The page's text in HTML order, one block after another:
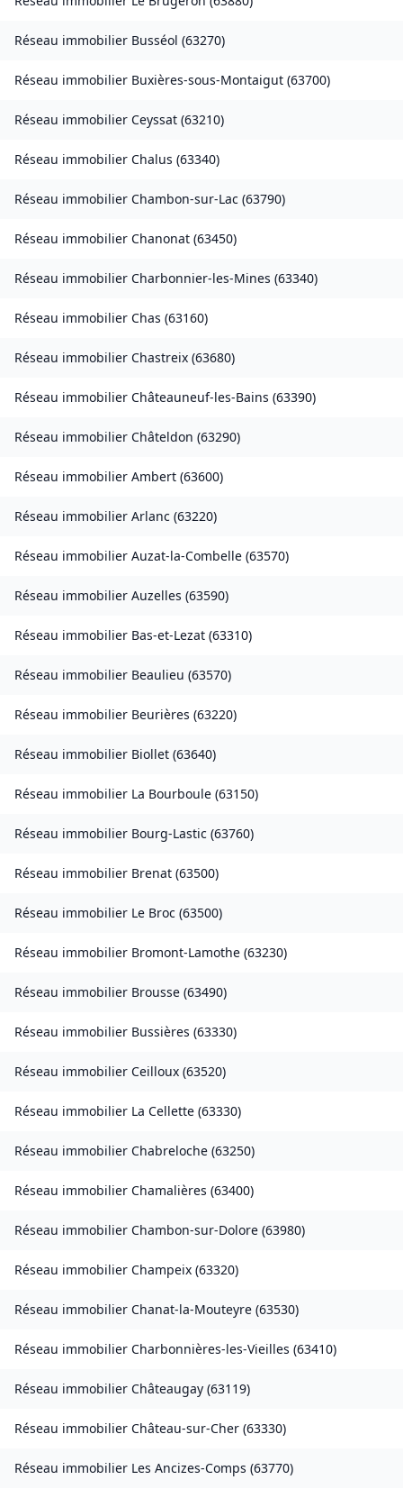
Réseau immobilier Busséol (63270)
Réseau immobilier Buxières-sous-Montaigut (63700)
Réseau immobilier Ceyssat (63210)
Réseau immobilier Chalus (63340)
Réseau immobilier Chambon-sur-Lac (63790)
Réseau immobilier Chanonat (63450)
Réseau immobilier Charbonnier-les-Mines (63340)
Réseau immobilier Chas (63160)
Réseau immobilier Chastreix (63680)
Réseau immobilier Châteauneuf-les-Bains (63390)
Réseau immobilier Châteldon (63290)
Réseau immobilier Ambert (63600)
Réseau immobilier Arlanc (63220)
Réseau immobilier Auzat-la-Combelle (63570)
Réseau immobilier Auzelles (63590)
Réseau immobilier Bas-et-Lezat (63310)
Réseau immobilier Beaulieu (63570)
Réseau immobilier Beurières (63220)
Réseau immobilier Biollet (63640)
Réseau immobilier La Bourboule (63150)
Réseau immobilier Bourg-Lastic (63760)
Réseau immobilier Brenat (63500)
Réseau immobilier Le Broc (63500)
Réseau immobilier Bromont-Lamothe (63230)
Réseau immobilier Brousse (63490)
Réseau immobilier Bussières (63330)
Réseau immobilier Ceilloux (63520)
Réseau immobilier La Cellette (63330)
Réseau immobilier Chabreloche (63250)
Réseau immobilier Chamalières (63400)
Réseau immobilier Chambon-sur-Dolore (63980)
Réseau immobilier Champeix (63320)
Réseau immobilier Chanat-la-Mouteyre (63530)
Réseau immobilier Charbonnières-les-Vieilles (63410)
Réseau immobilier Châteaugay (63119)
Réseau immobilier Château-sur-Cher (63330)
Réseau immobilier Les Ancizes-Comps (63770)